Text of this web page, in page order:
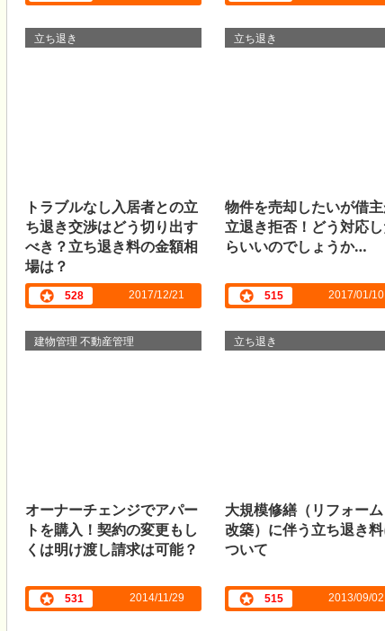
立ち退き
トラブルなし入居者との立
ち退き交渉はどう切り出す
べき？立ち退き料の金額相
場は？
528 2017/12/21
立ち退き
物件を売却したいが借
立退き拒否！どう対応
らいいのでしょうか…
515 2017/01/10
建物管理 不動産管理
オーナーチェンジでアパー
トを購入！契約の変更もし
くは明け渡し請求は可能？
531 2014/11/29
立ち退き
大規模修繕（リフォーム
改築）に伴う立ち退き
ついて
515 2013/09/02